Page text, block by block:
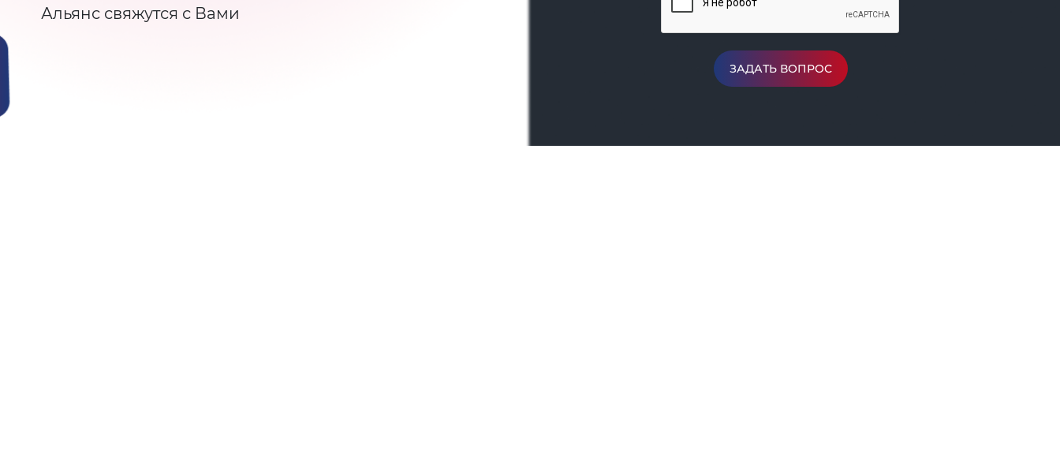
Альянс свяжутся с Вами
ЗАДАТЬ ВОПРОС